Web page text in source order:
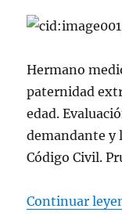
Hermano
paternidad
edad.
demandante y
Código Civil.
Continuar